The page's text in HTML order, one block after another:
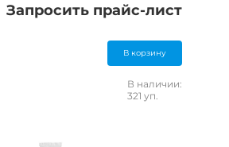
Запросить прайс-лист
В корзину
В наличии:
321 уп.